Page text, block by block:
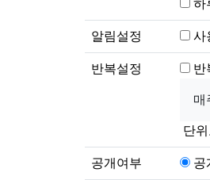
하
알림설정 사
반복설정
단
공개여부